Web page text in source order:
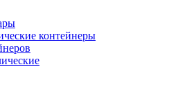
контейнеры